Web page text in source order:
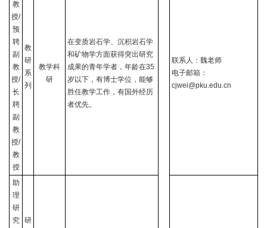
教
授/
预
聘
副
教
授/
长
聘
副
教
授/
教
授
教
研
系
列
教学科
研
在变质岩石学、沉积岩石学
和矿物学方面获得突出研究
成果的青年学者，年龄在35
岁以下，有博士学位，能够
胜任教学工作，有国外经历
者优先。
联系人：魏老师
电子邮箱：
cjwei@pku.edu.cn
助
理
研
究
研